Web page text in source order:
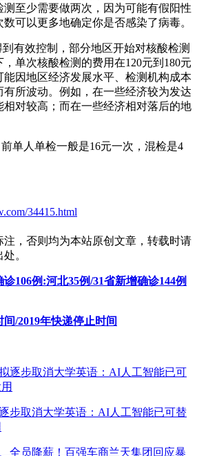
至少需要做两次，因为可能有假阳性
可以更多地确定你是否感染了病毒。
到有效控制，部分地区开始对核酸检测
单次核酸检测的费用在120元到180元
能因地区经济发展水平、检测机构成本
有所波动。例如，在一些经济较为发达
相对较高；而在一些经济相对落后的地
单人单检一般是16元一次，混检是4
34415.html
注，否则均为本站原创文章，转载时请
。
106例:河北35例/31省新增确诊144例
间/2019年快递停止时间
步取消大学英语：AI人工智能已可替